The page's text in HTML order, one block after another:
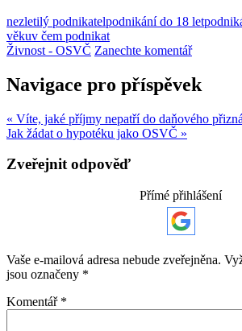
nezletilý podnikatelpodnikání do 18 let
věkuv čem podnikat
Živnost - OSVČ Zanechte komentář
Navigace pro příspěvek
« Víte, jaké příjmy nepatří do daňového
Jak žádat o hypotéku jako OSVČ »
Zveřejnit odpověď
Přímé přihlášení
Vaše e-mailová adresa nebude zveřejněna.
jsou označeny *
Komentář *